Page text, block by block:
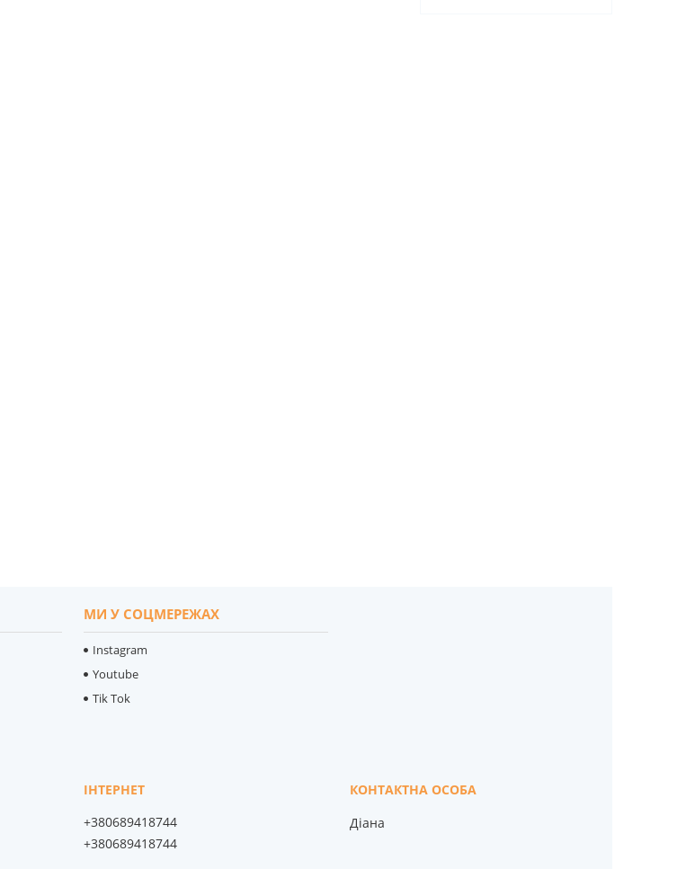
МИ У СОЦМЕРЕЖАХ
Instagram
Youtube
Tik Tok
+380689418744
+380689418744
Діана